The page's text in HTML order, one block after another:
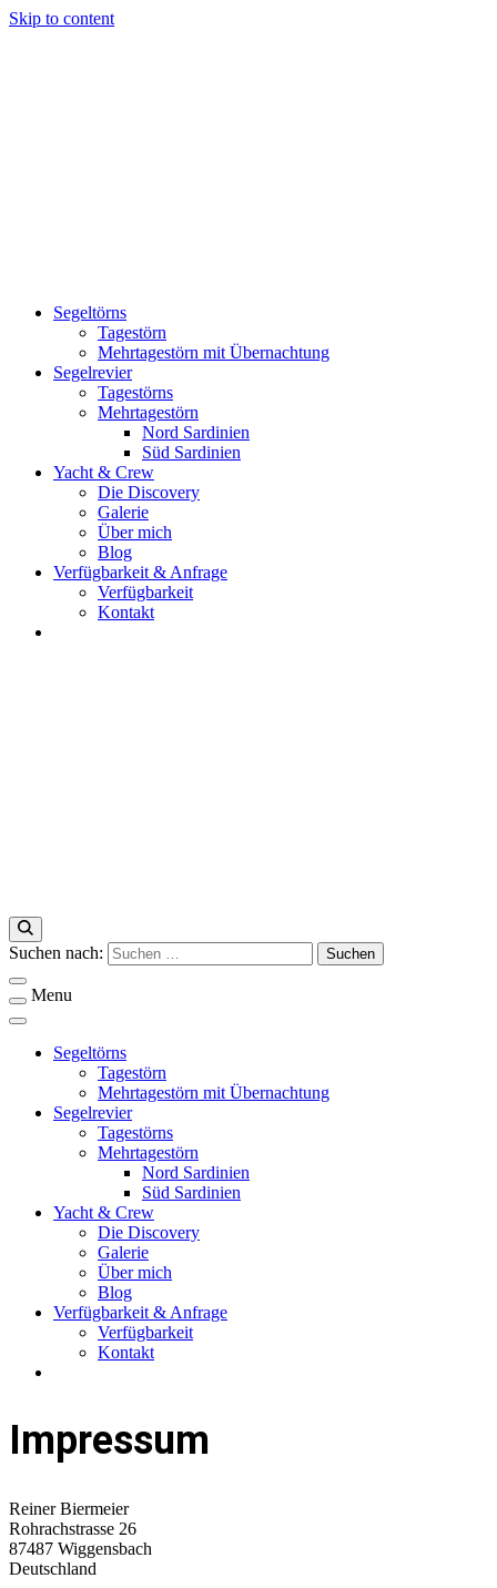
Skip to content
Catamaran Discovery – La Caletta
Segelabenteuer mit unserem Katamaran Discovery auf Sardinien
Segeltörns
Tagestörn
Mehrtagestörn mit Übernachtung
Segelrevier
Tagestörns
Mehrtagestörn
Nord Sardinien
Süd Sardinien
Yacht & Crew
Die Discovery
Galerie
Über mich
Blog
Verfügbarkeit & Anfrage
Verfügbarkeit
Kontakt
Catamaran Discovery – La Caletta
Segelabenteuer mit unserem Katamaran Discovery auf Sardinien
Suchen nach:
Menu
Segeltörns
Tagestörn
Mehrtagestörn mit Übernachtung
Segelrevier
Tagestörns
Mehrtagestörn
Nord Sardinien
Süd Sardinien
Yacht & Crew
Die Discovery
Galerie
Über mich
Blog
Verfügbarkeit & Anfrage
Verfügbarkeit
Kontakt
Impressum
Reiner Biermeier
Rohrachstrasse 26
87487 Wiggensbach
Deutschland